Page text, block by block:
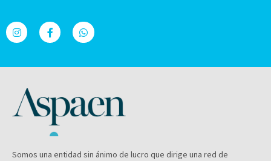
Somos una entidad sin ánimo de lucro que dirige una red de